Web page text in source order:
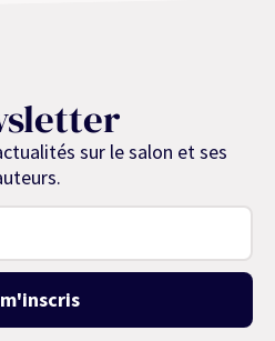
sur le salon et ses